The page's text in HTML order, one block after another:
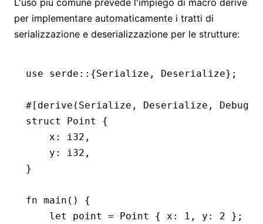
L'uso più comune prevede l'impiego di macro derive
per implementare automaticamente i tratti di
serializzazione e deserializzazione per le strutture:
use serde :: {Serialize , Deserialize};
#[derive( Serialize , Deserialize , Debug
struct
Point
{
    x
: i32 ,
    y
: i32 ,
}
fn main () {
    let
point = Point { x : 1 , y : 2 };